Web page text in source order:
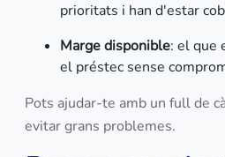
prioritats i han d'estar
Marge disponible: el que
el préstec sense
Pots ajudar-te amb un full de
evitar grans problemes.